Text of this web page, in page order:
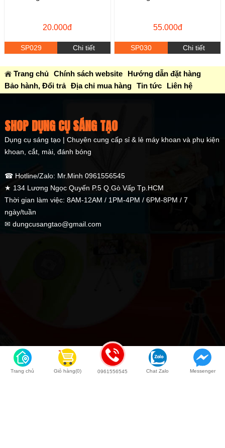
20.000đ
SP029 Chi tiết
55.000đ
SP030 Chi tiết
Trang chủ Chính sách website
Hướng dẫn đặt hàng
Bảo hành, Đổi trả Địa chỉ mua hàng Tin tức Liên hệ
SHOP DỤNG CỤ SÁNG TẠO
Dụng cụ sáng tạo | Chuyên cung cấp sỉ & lẻ máy khoan và phụ kiện
khoan, cắt, mài, đánh bóng
☎ Hotline/Zalo: Mr.Minh 0961556545
★ 134 Lương Ngọc Quyến P.5 Q.Gò Vấp Tp.HCM
Thời gian làm việc: 8AM-12AM / 1PM-4PM / 6PM-8PM / 7
ngày/tuần
✉ dungcusangtao@gmail.com
Trang chủ Giỏ hàng(0) 0961556545 Chat Zalo Messenger